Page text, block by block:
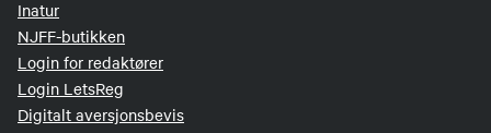
Inatur
NJFF-butikken
Login for redaktører
Login LetsReg
Digitalt aversjonsbevis